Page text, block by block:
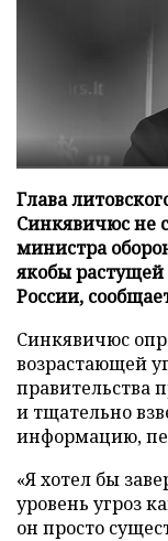
Глава
Синкявичюс не
министра
якобы растущей
России,
Синкявичюс
возрастающей
правительства
и тщательно
информацию,
«Я хотел бы
уровень угроз
он просто